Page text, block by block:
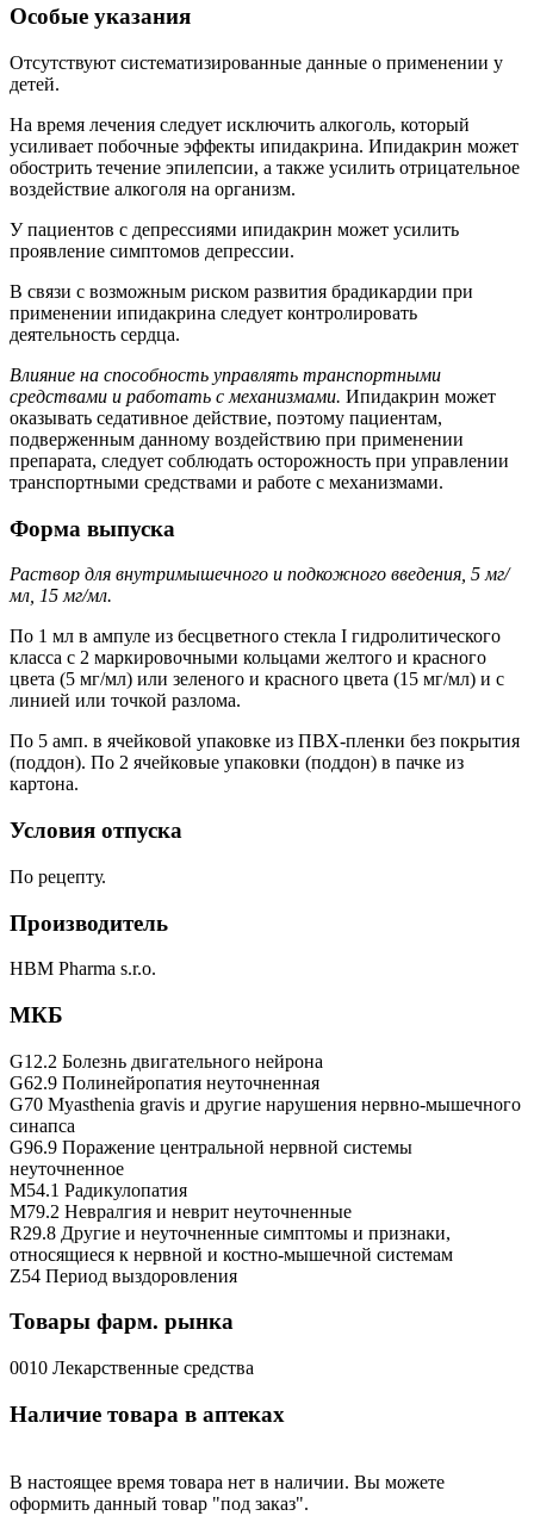
Особые указания
Отсутствуют систематизированные данные о применении у
детей.
На время лечения следует исключить алкоголь, который
усиливает побочные эффекты ипидакрина. Ипидакрин может
обострить течение эпилепсии, а также усилить отрицательное
воздействие алкоголя на организм.
У пациентов с депрессиями ипидакрин может усилить
проявление симптомов депрессии.
В связи с возможным риском развития брадикардии при
применении ипидакрина следует контролировать
деятельность сердца.
Влияние на способность управлять транспортными
средствами и работать с механизмами. Ипидакрин может
оказывать седативное действие, поэтому пациентам,
подверженным данному воздействию при применении
препарата, следует соблюдать осторожность при управлении
транспортными средствами и работе с механизмами.
Форма выпуска
Раствор для внутримышечного и подкожного введения, 5 мг/
мл, 15 мг/мл.
По 1 мл в ампуле из бесцветного стекла I гидролитического
класса с 2 маркировочными кольцами желтого и красного
цвета (5 мг/мл) или зеленого и красного цвета (15 мг/мл) и с
линией или точкой разлома.
По 5 амп. в ячейковой упаковке из ПВХ-пленки без покрытия
(поддон). По 2 ячейковые упаковки (поддон) в пачке из
картона.
Условия отпуска
По рецепту.
Производитель
HBM Pharma s.r.o.
МКБ
G12.2 Болезнь двигательного нейрона
G62.9 Полинейропатия неуточненная
G70 Myasthenia gravis и другие нарушения нервно-мышечного
синапса
G96.9 Поражение центральной нервной системы
неуточненное
M54.1 Радикулопатия
M79.2 Невралгия и неврит неуточненные
R29.8 Другие и неуточненные симптомы и признаки,
относящиеся к нервной и костно-мышечной системам
Z54 Период выздоровления
Товары фарм. рынка
0010 Лекарственные средства
Наличие товара в аптеках
В настоящее время товара нет в наличии. Вы можете
оформить данный товар "под заказ".